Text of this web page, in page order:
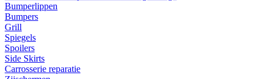
Bumperlippen
Bumpers
Grill
Spiegels
Spoilers
Side Skirts
Carrosserie reparatie